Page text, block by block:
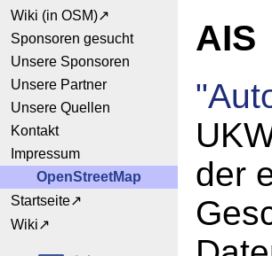
Wiki (in OSM)
Sponsoren gesucht
Unsere Sponsoren
Unsere Partner
Unsere Quellen
Kontakt
Impressum
OpenStreetMap
Startseite
Wiki
AIS
der